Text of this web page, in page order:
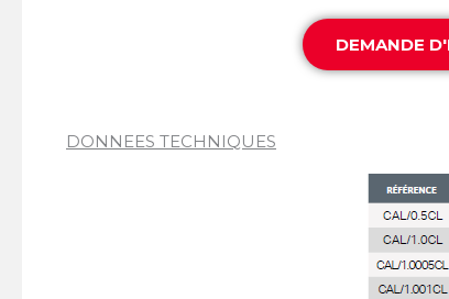
DEMANDE
DONNEES TECHNIQUES